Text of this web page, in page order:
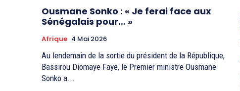
Ousmane Sonko : « Je ferai face aux
Sénégalais pour… »
Afrique 4 Mai 2026
Au lendemain de la sortie du président de la République,
Bassirou Diomaye Faye, le Premier ministre Ousmane
Sonko a...